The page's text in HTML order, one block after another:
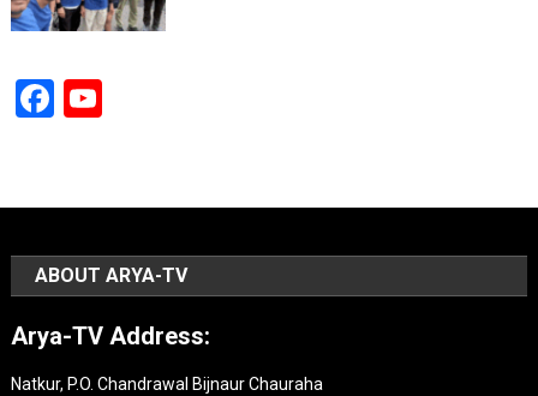
Facebook
ABOUT ARYA-TV
Arya-TV Address:
Natkur, P.O. Chandrawal Bijnaur Chauraha